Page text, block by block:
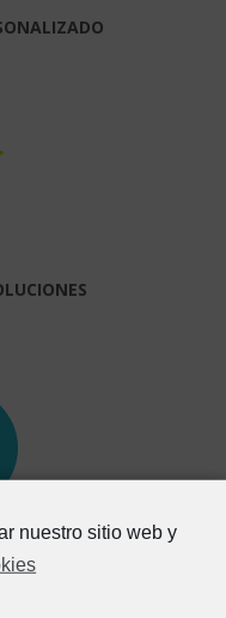
nuestro sitio web y
TODO EL